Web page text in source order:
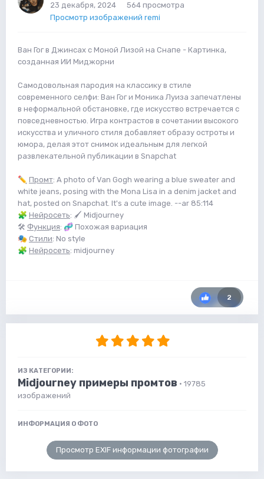
23 декабря, 2024
564 просмотра
Просмотр изображений remi
Ван Гог в Джинсах с Моной Лизой на Снапе - Картинка,
созданная ИИ Миджорни
Самодовольная пародия на классику в стиле
современного селфи: Ван Гог и Моника Луиза запечатлены
в неформальной обстановке, где искусство встречается с
повседневностью. Игра контрастов в сочетании высокого
искусства и уличного стиля добавляет образу остроты и
юмора, делая этот снимок идеальным для легкой
развлекательной публикации в Snapchat
✏️ Промт: A photo of Van Gogh wearing a blue sweater and
white jeans, posing with the Mona Lisa in a denim jacket and
hat, posted on Snapchat. It's a cute image. --ar 85:114
🧩 Нейросеть: 🖌 Midjourney
🛠 Функция: 🧬 Похожая вариация
🎭 Стили: No style
🧩 Нейросеть: midjourney
2
ИЗ КАТЕГОРИИ:
Midjourney примеры промтов · 19785
изображений
ИНФОРМАЦИЯ О ФОТО
Просмотр EXIF информации фотографии